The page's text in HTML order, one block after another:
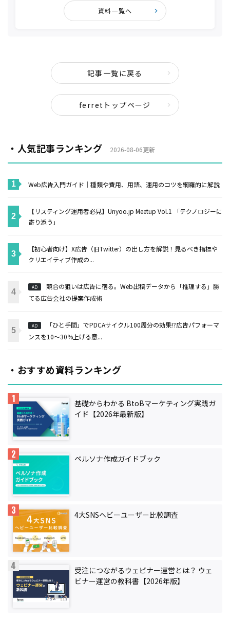
資料一覧へ
記事一覧に戻る
ferretトップページ
・人気記事ランキング 2026-08-06更新
Web広告入門ガイド｜種類や費用、用語、運用のコツを網羅的に解説
【リスティング運用者必見】Unyoo.jp Meetup Vol.1 「テクノロジーに
寄り添う」
【初心者向け】X広告（旧Twitter）の出し方を解説！見るべき指標や
クリエイティブ作成の...
AD
競合の狙いは広告に宿る。Web出稿データから「推理する」勝
てる広告会社の提案作成術
AD
「ひと手間」でPDCAサイクル100周分の効果!?広告パフォーマ
ンスを10～30%上げる意...
・おすすめ資料ランキング
基礎からわかる BtoBマーケティング実践ガ
イド【2026年最新版】
ペルソナ作成ガイドブック
4大SNSヘビーユーザー比較調査
受注につながるウェビナー運営とは？ ウェ
ビナー運営の教科書【2026年版】